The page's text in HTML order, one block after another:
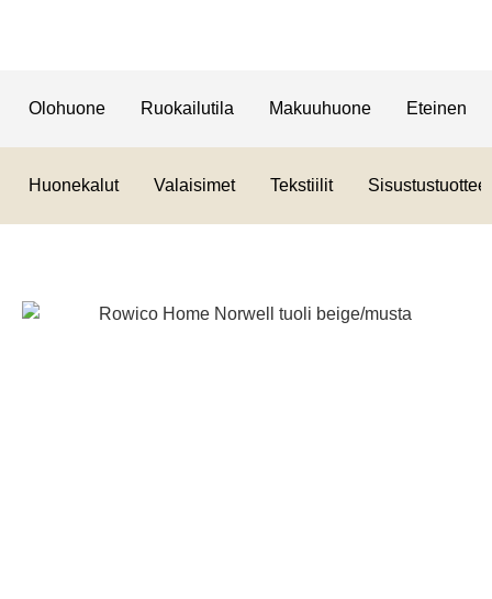
Olohuone Ruokailutila Makuuhuone Eteinen
Huonekalut Valaisimet Tekstiilit Sisustustuotteet